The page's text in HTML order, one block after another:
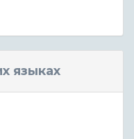
языках